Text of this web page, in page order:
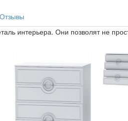
Отзывы
интерьера. Они позволят не